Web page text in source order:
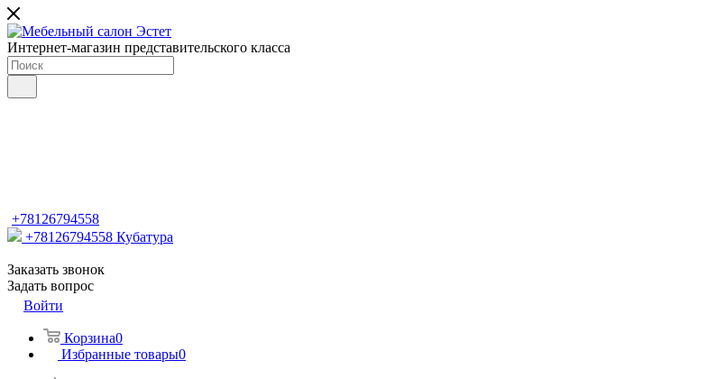
Интернет-магазин представительского класса
+78126794558
+78126794558 Кубатура
Заказать звонок
Задать вопрос
Войти
Корзина0
Избранные товары0